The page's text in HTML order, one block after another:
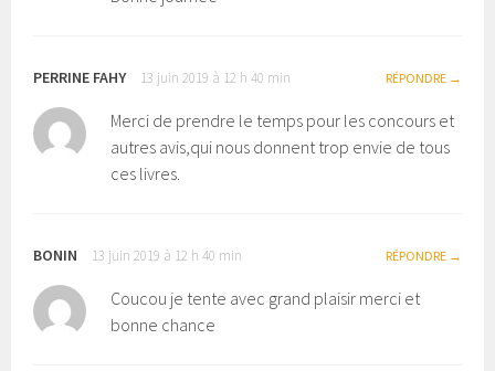
PERRINE FAHY 13 juin 2019 à 12 h 40 min RÉPONDRE
Merci de prendre le temps pour les concours et
autres avis,qui nous donnent trop envie de tous
ces livres.
BONIN 13 juin 2019 à 12 h 40 min RÉPONDRE
Coucou je tente avec grand plaisir merci et
bonne chance